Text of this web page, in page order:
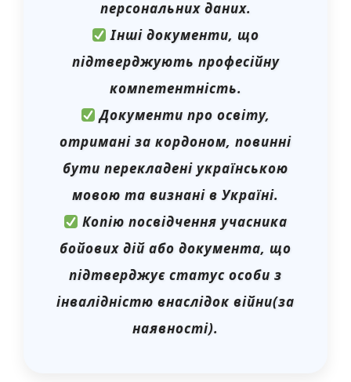
персональних даних.
Інші документи, що
підтверджують професійну
компетентність.
Документи про освіту,
отримані за кордоном, повинні
бути перекладені українською
мовою та визнані в Україні.
Копію посвідчення учасника
бойових дій або документа, що
підтверджує статус особи з
інвалідністю внаслідок війни(за
наявності).